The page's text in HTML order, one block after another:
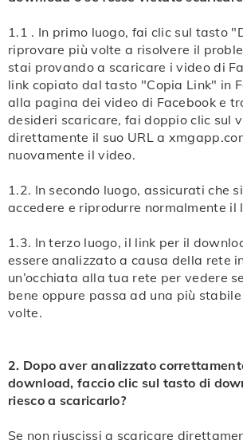
seleziona "Salva Video Con Nome" per
Oppure prova a cliccare i tre puntini
destra e trova il tasto "Download" per
download video dal sito on-line.
Nota: se riscontrassi dei problemi
consultare le FAQ.
Passo 3: aspetta un momento,
video downloader cercherà tutti i
mostrerà sulla pagina. Seleziona il
desideri scaricare, quindi fai clic sul
la pagina passerà alla pagina di
download. Oppure prova a premere a
download e seleziona "Salva Link Con
download.
Nota: se riscontrassi dei problemi
puoi vedere laguida grafica dettagliata
1.1 . In primo luogo, fai clic sul tasto
riprovare più volte a risolvere il
stai provando a scaricare i video di
link copiato dal tasto "Copia Link" in
alla pagina dei video di Facebook e
desideri scaricare, fai doppio clic sul
direttamente il suo URL a
nuovamente il video.
1.2. In secondo luogo, assicurati che
accedere e riprodurre normalmente il
1.3. In terzo luogo, il link per il
essere analizzato a causa della rete
un’occhiata alla tua rete per vedere
bene oppure passa ad una più
volte.
2. Dopo aver analizzato
download, faccio clic sul tasto di
riesco a scaricarlo?
Se non riuscissi a scaricare